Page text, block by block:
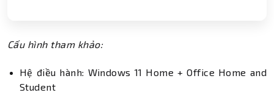
Cấu hình tham khảo:
Hệ điều hành: Windows 11 Home + Office Home and
Student